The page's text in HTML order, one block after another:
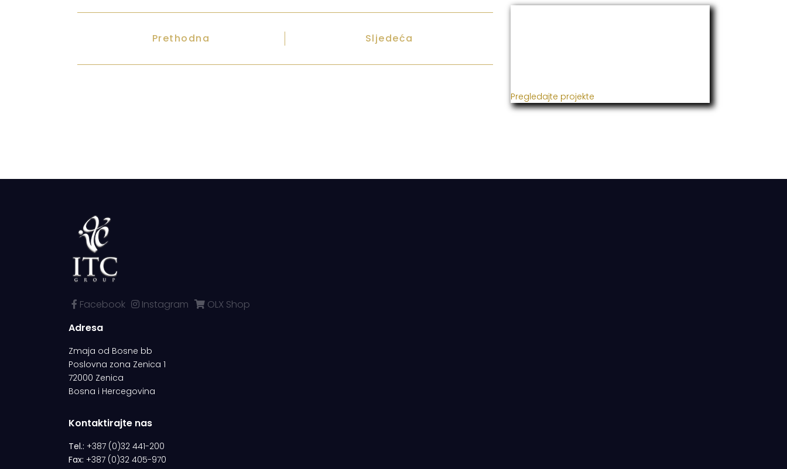
Prethodna Sljedeća
Pregledajte projekte
Facebook Instagram
OLX Shop
Adresa
Zmaja od Bosne bb
Poslovna zona Zenica 1
72000 Zenica
Bosna i Hercegovina
Kontaktirajte nas
Tel.: +387 (0)32 441-200
Fax: +387 (0)32 405-970